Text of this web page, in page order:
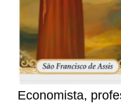
Economista,